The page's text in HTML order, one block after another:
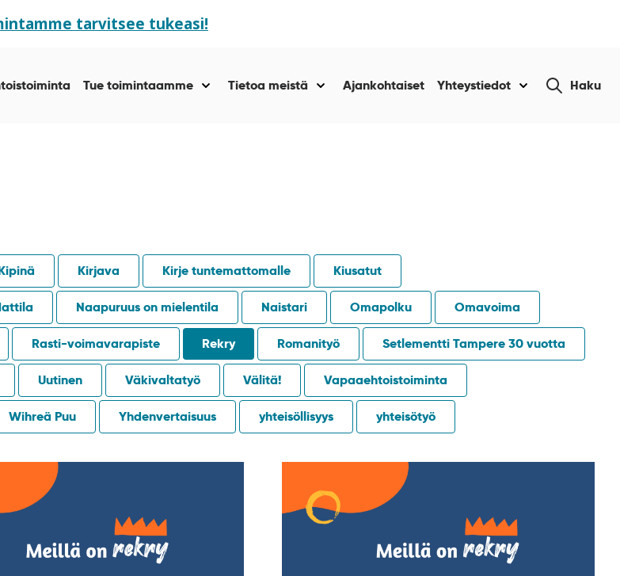
tarvitsee tukeasi!
Tue toimintaamme
Näytä
Tietoa meistä
Näytä
Ajankohtaiset Yhteystiedot
Näytä
Etsi
Haku
Kirjava Kirje tuntemattomalle Kiusatut
Naapuruus on mielentila Naistari Omapolku Omavoima
Rasti-voimavarapiste Rekry Romanityö Setlementti Tampere 30 vuotta
Uutinen Väkivaltatyö Välitä! Vapaaehtoistoiminta
Wihreä Puu Yhdenvertaisuus yhteisöllisyys yhteisötyö